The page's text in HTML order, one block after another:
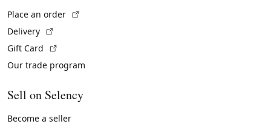
Place an order
Delivery
Gift Card
Our trade program
Sell on Selency
Become a seller